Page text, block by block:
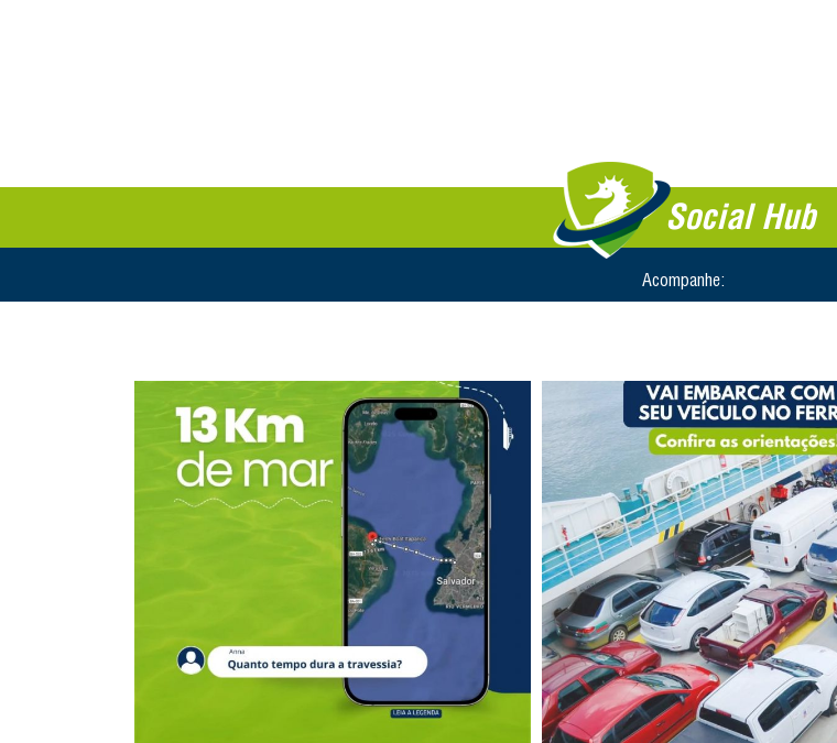
Social Hub
Acompanhe: